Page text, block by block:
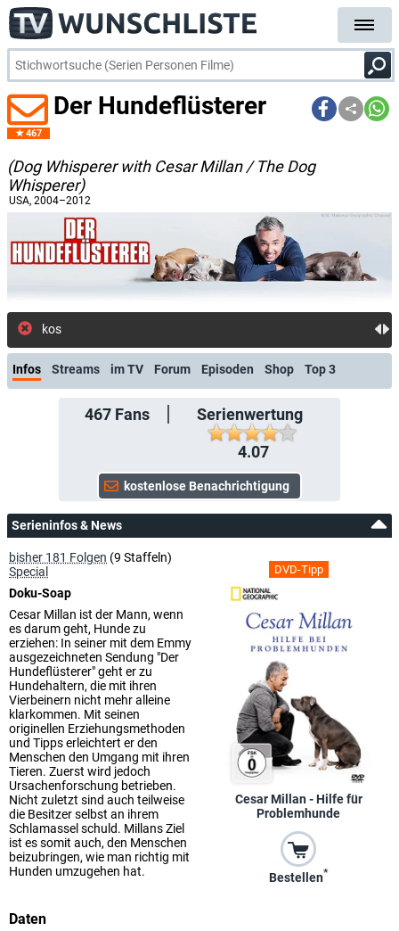
467
Der Hundeflüsterer
(Dog Whisperer with Cesar Millan / The Dog
Whisperer)
USA, 2004–2012
kostenlose E-Mail-Benachrichtigung be
Infos Streams im TV Forum Episoden Shop Top 3
467Fans
Serienwertung
4.07
Serieninfos & News
DVD-Tipp
Cesar Millan - Hilfe für
Problemhunde
Bestellen*
bisher 181 Folgen (9 Staffeln)
Special
Doku-Soap
Cesar Millan ist der Mann, wenn
es darum geht, Hunde zu
erziehen: In seiner mit dem Emmy
ausgezeichneten Sendung "Der
Hundeflüsterer" geht er zu
Hundehaltern, die mit ihren
Vierbeinern nicht mehr alleine
klarkommen. Mit seinen
originellen Erziehungsmethoden
und Tipps erleichtert er den
Menschen den Umgang mit ihren
Tieren. Zuerst wird jedoch
Ursachenforschung betrieben.
Nicht zuletzt sind auch teilweise
die Besitzer selbst an ihrem
Schlamassel schuld. Millans Ziel
ist es somit auch, den Menschen
beizubringen, wie man richtig mit
Hunden umzugehen hat.
Daten